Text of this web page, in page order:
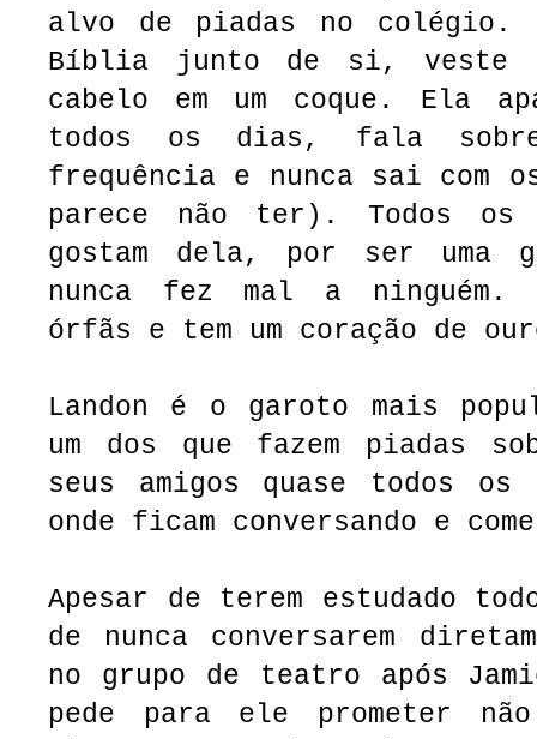
alvo de piadas no colégio.
Bíblia junto de si, veste
cabelo em um coque. Ela
todos os dias, fala sobre
frequência e nunca sai com
parece não ter). Todos
gostam dela, por ser uma
nunca fez mal a ninguém.
órfãs e tem um coração de
Landon é o garoto mais
um dos que fazem piadas
seus amigos quase todos
onde ficam conversando e
Apesar de terem estudado
de nunca conversarem
no grupo de teatro após
pede para ele prometer